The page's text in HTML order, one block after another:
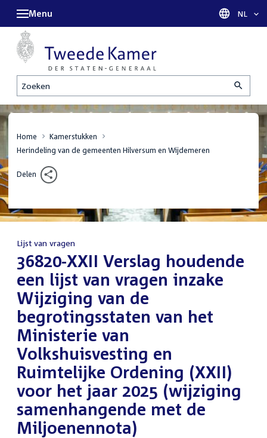
Zoeken
Menu Taal
NL
Home
Kamerstukken
Herindeling van de gemeenten Hilversum en Wijdemeren
Delen
Lijst van vragen
:36820-XXII Verslag houdende
een lijst van vragen inzake
Wijziging van de
begrotingsstaten van het
Ministerie van
Volkshuisvesting en
Ruimtelijke Ordening (XXII)
voor het jaar 2025 (wijziging
samenhangende met de
Miljoenennota)